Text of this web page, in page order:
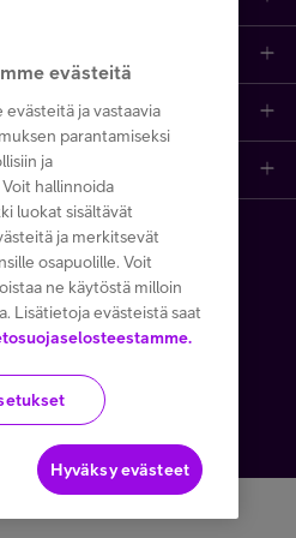
2026 Tietosuoja ja -turva
Evästeiden käyttö
Google reCAPTCHAa
evästeitä
ja vastaavia
parantamiseksi
ja
hallinnoida
luokat sisältävät
ja merkitsevät
osapuolille. Voit
ne käytöstä milloin
Lisätietoja evästeistä saat
Hyväksy evästeet